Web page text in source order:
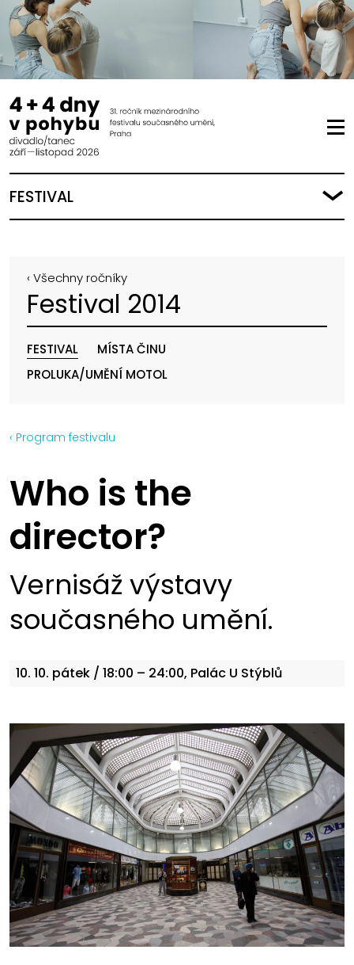
FESTIVAL
‹ Všechny ročníky
Festival 2014
FESTIVAL
MÍSTA ČINU
PROLUKA/UMĚNÍ MOTOL
‹ Program festivalu
Who is the
director?
Vernisáž výstavy
současného umění.
10. 10. pátek / 18:00 – 24:00, Palác U Stýblů